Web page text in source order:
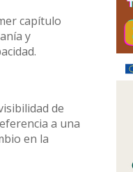
capítulo
y
de
a una
en la